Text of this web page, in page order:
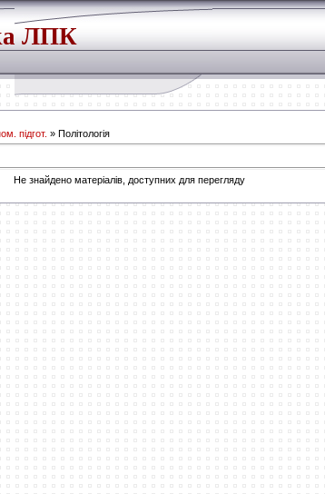
ЛПК
підгот. » Політологія
Не знайдено матеріалів, доступних для перегляду